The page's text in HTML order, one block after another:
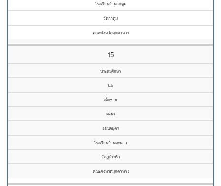
โรงเรียนบ้านกกตูม
วัดกกตูม
คณะจังหวัดมุกดาหาร
15
ประถมศึกษา
ป.๖
เด็กชาย
ดลธร
อนันตบุตร
โรงเรียนบ้านมะนาว
วัดภูกำพร้า
คณะจังหวัดมุกดาหาร